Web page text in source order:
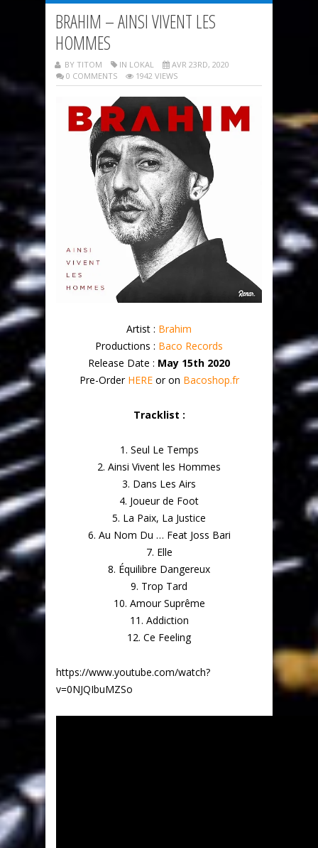
BRAHIM – AINSI VIVENT LES
HOMMES
BY TITOM IN LOKAL
AVR 23RD, 2020
0 COMMENTS
1942 VIEWS
Artist : Brahim
Productions : Baco Records
Release Date : May 15th 2020
Pre-Order HEREor on Bacoshop.fr
Tracklist :
1. Seul Le Temps
2. Ainsi Vivent les Hommes
3. Dans Les Airs
4. Joueur de Foot
5. La Paix, La Justice
6. Au Nom Du … Feat Joss Bari
7. Elle
8. Équilibre Dangereux
9. Trop Tard
10. Amour Suprême
11. Addiction
12. Ce Feeling
https://www.youtube.com/watch?
v=0NJQIbuMZSo